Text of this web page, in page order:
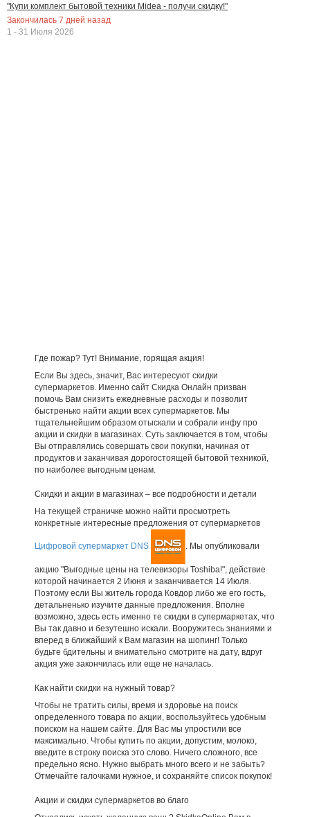
"Купи комплект бытовой техники Midea - получи скидку!"
Закончилась 7 дней назад
1 - 31 Июля 2026
Где пожар? Тут! Внимание, горящая акция!
Если Вы здесь, значит, Вас интересуют скидки
супермаркетов. Именно сайт Скидка Онлайн призван
помочь Вам снизить ежедневные расходы и позволит
быстренько найти акции всех супермаркетов. Мы
тщательнейшим образом отыскали и собрали инфу про
акции и скидки в магазинах. Суть заключается в том, чтобы
Вы отправлялись совершать свои покупки, начиная от
продуктов и заканчивая дорогостоящей бытовой техникой,
по наиболее выгодным ценам.
Скидки и акции в магазинах – все подробности и детали
На текущей страничке можно найти просмотреть
конкретные интересные предложения от супермаркетов
Цифровой супермаркет DNS . Мы опубликовали
акцию "Выгодные цены на телевизоры Toshiba!", действие
которой начинается 2 Июня и заканчивается 14 Июля.
Поэтому если Вы житель города Ковдор либо же его гость,
детальненько изучите данные предложения. Вполне
возможно, здесь есть именно те скидки в супермаркетах, что
Вы так давно и безутешно искали. Вооружитесь знаниями и
вперед в ближайший к Вам магазин на шопинг! Только
будьте бдительны и внимательно смотрите на дату, вдруг
акция уже закончилась или еще не началась.
Как найти скидки на нужный товар?
Чтобы не тратить силы, время и здоровье на поиск
определенного товара по акции, воспользуйтесь удобным
поиском на нашем сайте. Для Вас мы упростили все
максимально. Чтобы купить по акции, допустим, молоко,
введите в строку поиска это слово. Ничего сложного, все
предельно ясно. Нужно выбрать много всего и не забыть?
Отмечайте галочками нужное, и сохраняйте список покупок!
Акции и скидки супермаркетов во благо